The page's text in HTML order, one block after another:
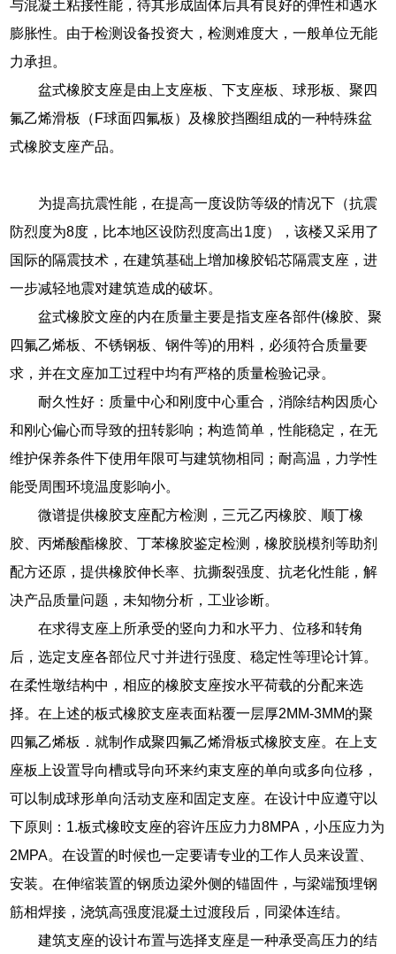
与混凝土粘接性能，待其形成固体后具有良好的弹性和遇水
膨胀性。由于检测设备投资大，检测难度大，一般单位无能
力承担。
盆式橡胶支座是由上支座板、下支座板、球形板、聚四
氟乙烯滑板（F球面四氟板）及橡胶挡圈组成的一种特殊盆
式橡胶支座产品。
为提高抗震性能，在提高一度设防等级的情况下（抗震
防烈度为8度，比本地区设防烈度高出1度），该楼又采用了
国际的隔震技术，在建筑基础上增加橡胶铅芯隔震支座，进
一步减轻地震对建筑造成的破坏。
盆式橡胶文座的内在质量主要是指支座各部件(橡胶、聚
四氟乙烯板、不锈钢板、钢件等)的用料，必须符合质量要
求，并在文座加工过程中均有严格的质量检验记录。
耐久性好：质量中心和刚度中心重合，消除结构因质心
和刚心偏心而导致的扭转影响；构造简单，性能稳定，在无
维护保养条件下使用年限可与建筑物相同；耐高温，力学性
能受周围环境温度影响小。
微谱提供橡胶支座配方检测，三元乙丙橡胶、顺丁橡
胶、丙烯酸酯橡胶、丁苯橡胶鉴定检测，橡胶脱模剂等助剂
配方还原，提供橡胶伸长率、抗撕裂强度、抗老化性能，解
决产品质量问题，未知物分析，工业诊断。
在求得支座上所承受的竖向力和水平力、位移和转角
后，选定支座各部位尺寸并进行强度、稳定性等理论计算。
在柔性墩结构中，相应的橡胶支座按水平荷载的分配来选
择。在上述的板式橡胶支座表面粘覆一层厚2MM-3MM的聚
四氟乙烯板．就制作成聚四氟乙烯滑板式橡胶支座。在上支
座板上设置导向槽或导向环来约束支座的单向或多向位移，
可以制成球形单向活动支座和固定支座。在设计中应遵守以
下原则：1.板式橡晈支座的容许压应力力8MPA，小压应力为
2MPA。在设置的时候也一定要请专业的工作人员来设置、
安装。在伸缩装置的钢质边梁外侧的锚固件，与梁端预埋钢
筋相焊接，浇筑高强度混凝土过渡段后，同梁体连结。
建筑支座的设计布置与选择支座是一种承受高压力的结